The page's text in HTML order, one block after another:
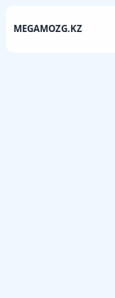
MEGAMOZG.KZ